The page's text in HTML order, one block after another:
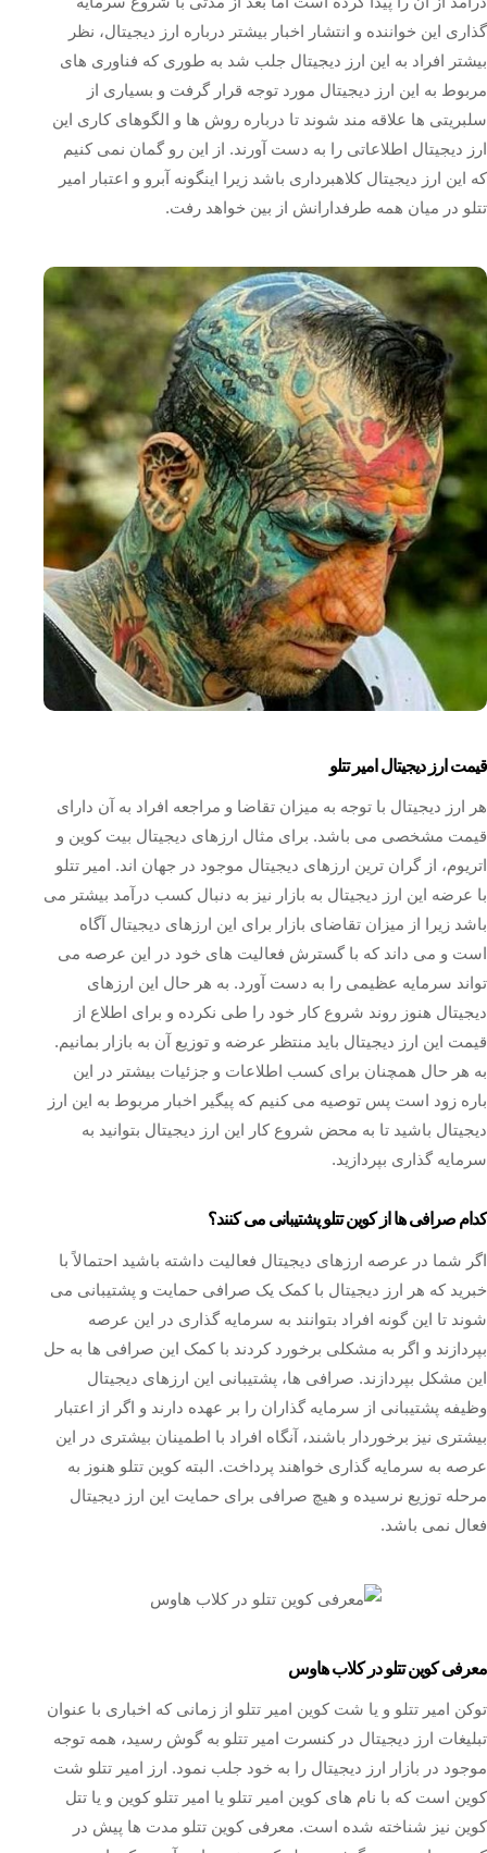
گذاری این خواننده و انتشار اخبار بیشتر درباره ارز دیجیتال، نظر
بیشتر افراد به این ارز دیجیتال جلب شد به طوری که فناوری های
مربوط به این ارز دیجیتال مورد توجه قرار گرفت و بسیاری از
سلبریتی ها علاقه مند شوند تا درباره روش ها و الگوهای کاری این
ارز دیجیتال اطلاعاتی را به دست آورند. از این رو گمان نمی کنیم
که این ارز دیجیتال کلاهبرداری باشد زیرا اینگونه آبرو و اعتبار امیر
تتلو در میان همه طرفدارانش از بین خواهد رفت.
قیمت ارز دیجیتال امیر تتلو
هر ارز دیجیتال با توجه به میزان تقاضا و مراجعه افراد به آن دارای
قیمت مشخصی می باشد. برای مثال ارزهای دیجیتال بیت کوین و
اتریوم، از گران ترین ارزهای دیجیتال موجود در جهان اند. امیر تتلو
با عرضه این ارز دیجیتال به بازار نیز به دنبال کسب درآمد بیشتر می
باشد زیرا از میزان تقاضای بازار برای این ارزهای دیجیتال آگاه
است و می‌ داند که با گسترش فعالیت‌ های خود در این عرصه می
تواند سرمایه عظیمی را به دست آورد. به هر حال این ارزهای
دیجیتال هنوز روند شروع کار خود را طی نکرده و برای اطلاع از
قیمت این ارز دیجیتال باید منتظر عرضه و توزیع آن به بازار بمانیم.
به هر حال همچنان برای کسب اطلاعات و جزئیات بیشتر در این
باره زود است پس توصیه می کنیم که پیگیر اخبار مربوط به این ارز
دیجیتال باشید تا به محض شروع کار این ارز دیجیتال بتوانید به
سرمایه گذاری بپردازید.
کدام صرافی ها از کوین تتلو پشتیبانی می کنند؟
اگر شما در عرصه ارزهای دیجیتال فعالیت داشته باشید احتمالاً با
خبرید که هر ارز دیجیتال با کمک یک صرافی حمایت و پشتیبانی می‌
شوند تا این گونه افراد بتوانند به سرمایه‌ گذاری در این عرصه
بپردازند و اگر به مشکلی برخورد کردند با کمک این صرافی‌ ها به حل
این مشکل بپردازند. صرافی ها، پشتیبانی این ارزهای دیجیتال
وظیفه پشتیبانی از سرمایه گذاران را بر عهده دارند و اگر از اعتبار
بیشتری نیز برخوردار باشند، آنگاه افراد با اطمینان بیشتری در این
عرصه به سرمایه گذاری خواهند پرداخت. البته کوین تتلو هنوز به
مرحله توزیع نرسیده و هیچ صرافی برای حمایت این ارز دیجیتال
فعال نمی باشد.
معرفی کوین تتلو در کلاب هاوس
توکن امیر تتلو و یا شت کوین امیر تتلو از زمانی که اخباری با عنوان
تبلیغات ارز دیجیتال در کنسرت امیر تتلو به گوش رسید، همه توجه
موجود در بازار ارز دیجیتال را به خود جلب نمود. ارز امیر تتلو شت
کوین است که با نام های کوین امیر تتلو یا امیر تتلو کوین و یا تتل
کوین نیز شناخته شده است. معرفی کوین تتلو مدت ها پیش در